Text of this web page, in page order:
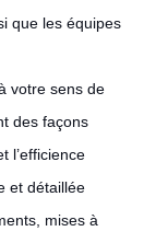
que les équipes
votre sens de
des façons
l’efficience
et détaillée
mises à